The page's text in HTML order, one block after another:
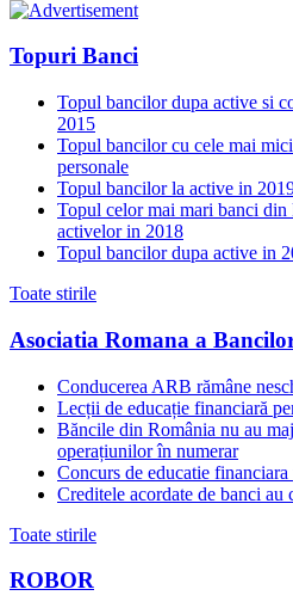
Topuri Banci
Topul bancilor dupa active si
2015
Topul bancilor cu cele mai
personale
Topul bancilor la active in
Topul celor mai mari banci din
activelor in 2018
Topul bancilor dupa active in
Toate stirile
Asociatia Romana a
Conducerea ARB rămâne
Lecții de educație financiară
Băncile din România nu au
operațiunilor în numerar
Concurs de educatie
Creditele acordate de banci au
Toate stirile
ROBOR